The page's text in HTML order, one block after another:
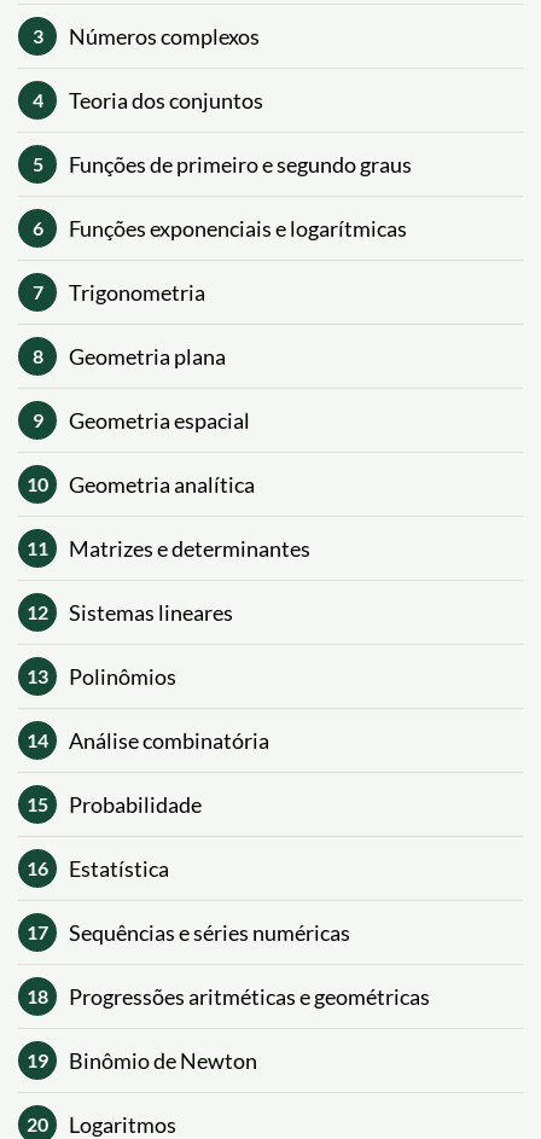
3 Números complexos
4 Teoria dos conjuntos
5 Funções de primeiro e segundo graus
6 Funções exponenciais e logarítmicas
7 Trigonometria
8 Geometria plana
9 Geometria espacial
10 Geometria analítica
11 Matrizes e determinantes
12 Sistemas lineares
13 Polinômios
14 Análise combinatória
15 Probabilidade
16 Estatística
17 Sequências e séries numéricas
18 Progressões aritméticas e geométricas
19 Binômio de Newton
20 Logaritmos